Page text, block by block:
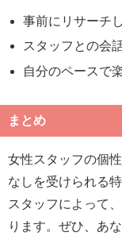
事前にリサーチ
スタッフとの会
自分のペースで
まとめ
女性スタッフの個
なしを受けられる
スタッフによって
ります。ぜひ、あ